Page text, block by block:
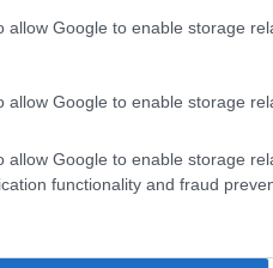
allow Google to enable storage
allow Google to enable storage
allow Google to enable storage
functionality and fraud
is hozzá lehet